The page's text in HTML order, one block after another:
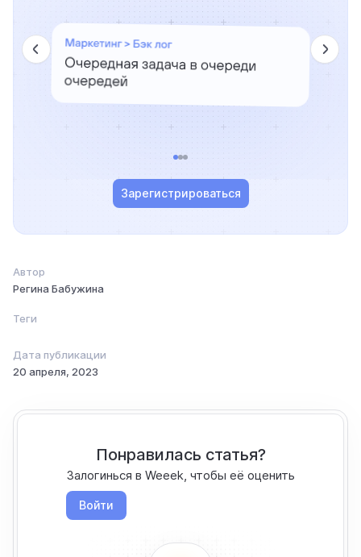
Зарегистрироваться
Автор
Регина Бабужина
Теги
Дата публикации
20 апреля, 2023
Понравилась статья?
Залогинься в Weeek, чтобы её оценить
Войти